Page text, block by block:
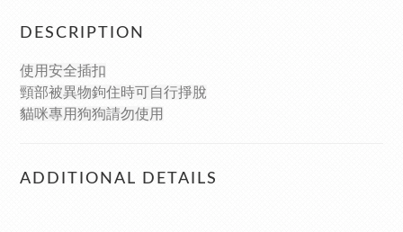
DESCRIPTION
使用安全插扣
頸部被異物鉤住時可自行掙脫
貓咪專用狗狗請勿使用
ADDITIONAL DETAILS